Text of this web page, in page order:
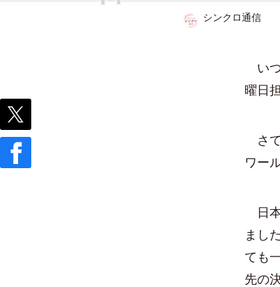
シンクロ通信
いつ
曜日
さて
ワー
日本
まし
ても
先の